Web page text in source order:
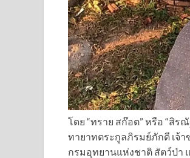
โดย “ทราย สก๊อต” หรือ “สิร
ทายาทตระกูลภิรมย์ภักดี เจ้
กรมอุทยานแห่งชาติ สัตว์ป่า